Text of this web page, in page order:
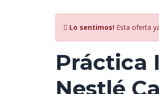
Lo sentimos! Esta oferta
Práctica
Nestlé